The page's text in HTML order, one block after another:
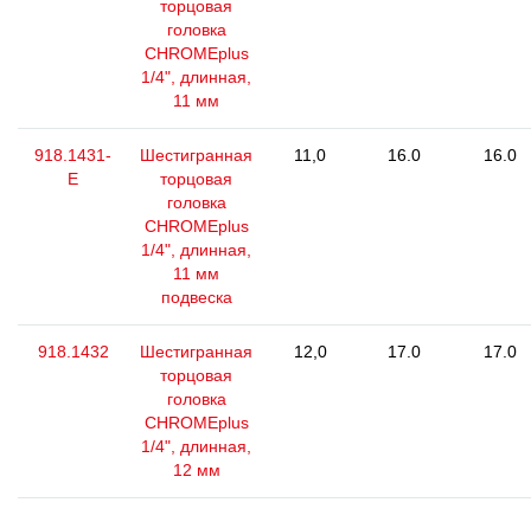
торцовая
головка
CHROMEplus
1/4", длинная,
11 мм
918.1431-
E
Шестигранная
торцовая
головка
CHROMEplus
1/4", длинная,
11 мм
подвеска
11,0 16.0 16.0
918.1432
Шестигранная
торцовая
головка
CHROMEplus
1/4", длинная,
12 мм
12,0 17.0 17.0